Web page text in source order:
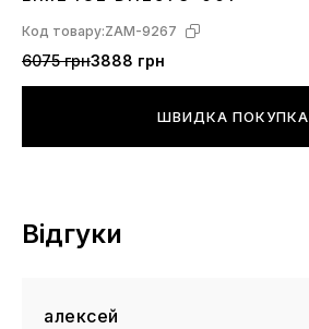
Код товару:ZAM-9267
6075 грн3888 грн
ШВИДКА ПОКУПКА
Відгуки
алексей